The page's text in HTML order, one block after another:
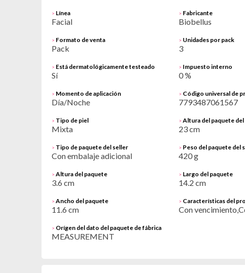
> Línea
Facial
> Fabricante
Biobellus
> Formato de venta
Pack
> Unidades por pack
3
> Está dermatológicamente testeado
Sí
> Impuesto interno
0 %
> Momento de aplicación
Día/Noche
> Código universal de
7793487061567
> Tipo de piel
Mixta
> Altura del paquete
23 cm
> Tipo de paquete del seller
Con embalaje adicional
> Peso del paquete del
420 g
> Altura del paquete
3.6 cm
> Largo del paquete
14.2 cm
> Ancho del paquete
11.6 cm
> Características del
Con
> Orígen del dato del paquete de fábrica
MEASUREMENT